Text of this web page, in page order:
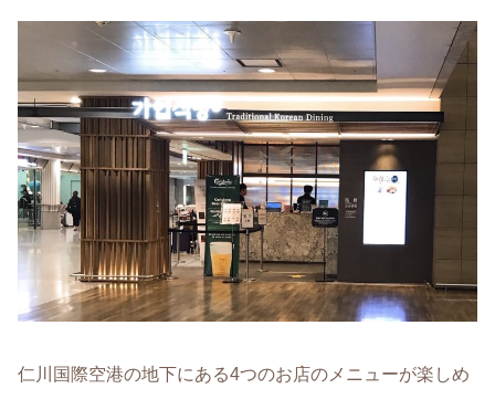
仁川国際空港の地下にある4つのお店のメニューが楽しめ